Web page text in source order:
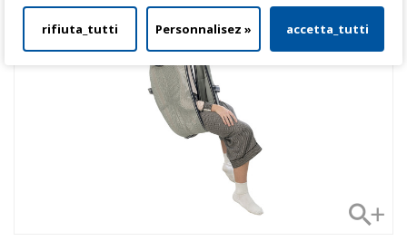
rifiuta_tutti Personnalisez » accetta_tutti